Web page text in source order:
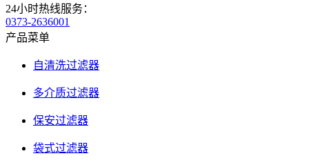
24小时热线服务：
0373-2636001
产品菜单
自清洗过滤器
多介质过滤器
保安过滤器
袋式过滤器